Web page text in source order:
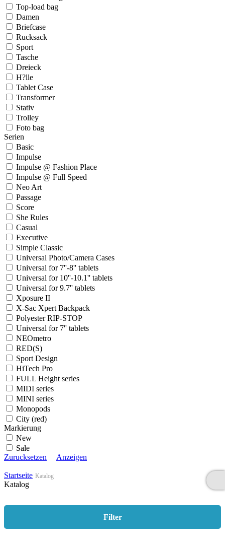
Top-load bag
Damen
Briefcase
Rucksack
Sport
Tasche
Dreieck
H?lle
Tablet Case
Transformer
Stativ
Trolley
Foto bag
Serien
Basic
Impulse
Impulse @ Fashion Place
Impulse @ Full Speed
Neo Art
Passage
Score
She Rules
Casual
Executive
Simple Classic
Universal Photo/Camera Cases
Universal for 7''-8'' tablets
Universal for 10''-10.1'' tablets
Universal for 9.7'' tablets
Xposure II
X-Sac Xpert Backpack
Polyester RIP-STOP
Universal for 7'' tablets
NEOmetro
RED(S)
Sport Design
HiTech Pro
FULL Height series
MIDI series
MINI series
Monopods
City (red)
Markierung
New
Sale
Zurucksetzen
Anzeigen
Startseite Katalog
Katalog
Filter